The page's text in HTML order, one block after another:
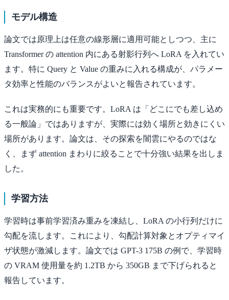
モデル構造
論文では原理上は任意の線形層に適用可能としつつ、主に
Transformer の attention 内にある射影行列へ LoRA を入れてい
ます。特に Query と Value の重みに入れる構成が、パラメー
タ効率と性能のバランスがよいと報告されています。
これは実務的にも重要です。LoRA は「どこにでも差し込め
る一般論」ではありますが、実際には効く場所と効きにくい
場所があります。論文は、その探索を闇雲にやるのではな
く、まず attention まわりに絞ることで十分強い結果を出しま
した。
学習方法
学習時は事前学習済み重みを凍結し、LoRA の小行列だけに
勾配を流します。これにより、勾配計算対象とオプティマイ
ザ状態が激減します。論文では GPT-3 175B の例で、学習時
の VRAM 使用量を約 1.2TB から 350GB まで下げられると
報告しています。